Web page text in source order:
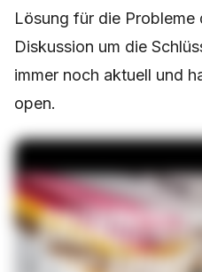
Lösung für die Probleme
Diskussion um die
immer noch aktuell und
open.